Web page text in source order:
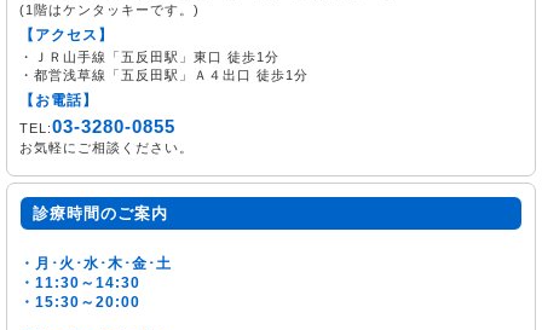
(1階はケンタッキーです。)
【アクセス】
・ＪＲ山手線「五反田駅」東口 徒歩1分
・都営浅草線「五反田駅」Ａ４出口 徒歩1分
【お電話】
TEL:03-3280-0855
お気軽にご相談ください。
診療時間のご案内
・月･火･水･木･金･土
・11:30～14:30
・15:30～20:00